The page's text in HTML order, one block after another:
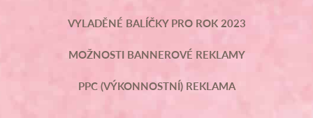
VYLADĚNÉ BALÍČKY PRO ROK 2023
MOŽNOSTI BANNEROVÉ REKLAMY
PPC (VÝKONNOSTNÍ) REKLAMA